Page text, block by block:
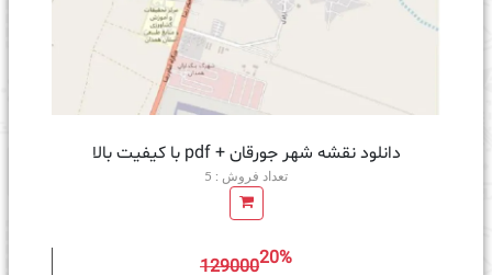
دانلود نقشه شهر جورقان + pdf با کیفیت بالا
تعداد فروش : 5
12900020%